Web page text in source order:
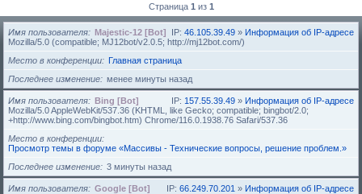
Страница 1 из 1
Имя пользователя Majestic-12 [Bot] IP: 46.105.39.49 » Информация об IP-адресе
Mozilla/5.0 (compatible; MJ12bot/v2.0.5; http://mj12bot.com/)
Место в конференции
Главная страница
Последнее изменение
менее минуты назад
Имя пользователя Bing [Bot] IP: 157.55.39.49 » Информация об IP-адресе
Mozilla/5.0 AppleWebKit/537.36 (KHTML, like Gecko; compatible; bingbot/2.0;
+http://www.bing.com/bingbot.htm) Chrome/116.0.1938.76 Safari/537.36
Место в конференции
Просмотр темы в форуме «Массивы - Технические вопросы, решение проблем.»
Последнее изменение
3 минуты назад
Имя пользователя Google [Bot] IP: 66.249.70.201 » Информация об IP-адресе